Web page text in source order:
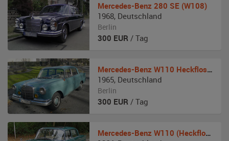
Mercedes-Benz 280 SE (W108)
1968, Deutschland
Berlin
300 EUR / Tag
Mercedes-Benz W110 Heckflosse
1965, Deutschland
Berlin
300 EUR / Tag
Mercedes-Benz W110 (Heckflosse)